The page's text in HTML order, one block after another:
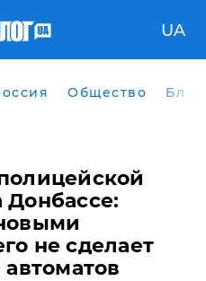
UA
Общество
не сделает